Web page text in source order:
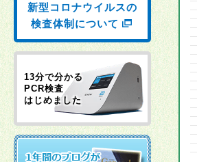
新型コロナウイルスの
検査体制について
13分で分かる
PCR検査
はじめました